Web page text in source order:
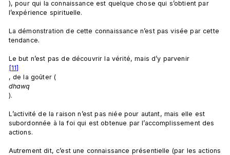
), pour qui la connaissance est quelque chose qui s’obtient par
l’expérience spirituelle.
La démonstration de cette connaissance n’est pas visée par cette
tendance.
Le but n’est pas de découvrir la vérité, mais d’y parvenir
[11]
, de la goûter (
dhawq
).
L’activité de la raison n’est pas niée pour autant, mais elle est
subordonnée à la foi qui est obtenue par l’accomplissement des
actions.
Autrement dit, c’est une connaissance présentielle (par les actions